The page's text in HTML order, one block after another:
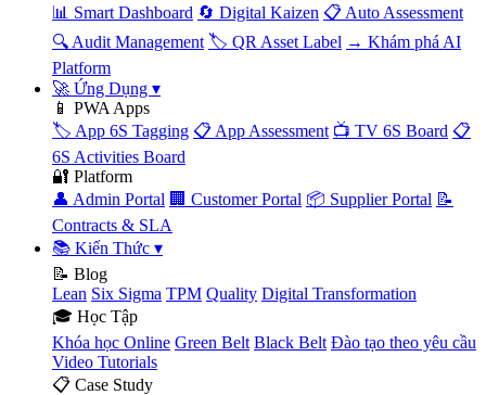
📊 Smart Dashboard 🔄 Digital Kaizen 📋 Auto Assessment
🔍 Audit Management 🏷️ QR Asset Label → Khám phá AI
Platform
🚀 Ứng Dụng ▾
📱 PWA Apps
🏷️ App 6S Tagging 📋 App Assessment 📺 TV 6S Board 📋
6S Activities Board
🔐 Platform
👤 Admin Portal 🏢 Customer Portal 📦 Supplier Portal 📝
Contracts & SLA
📚 Kiến Thức ▾
📝 Blog
Lean Six Sigma TPM Quality Digital Transformation
🎓 Học Tập
Khóa học Online Green Belt Black Belt Đào tạo theo yêu cầu
Video Tutorials
📋 Case Study